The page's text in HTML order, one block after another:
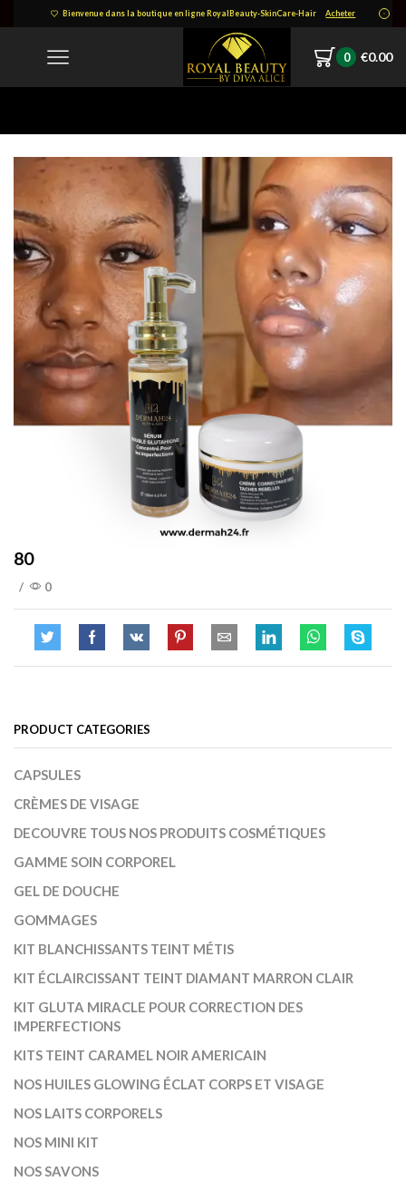
Bienvenue dans la boutique en ligne RoyalBeauty-SkinCare-Hair Acheter
0 €0.00
80
/ 0
PRODUCT CATEGORIES
CAPSULES
CRÈMES DE VISAGE
DECOUVRE TOUS NOS PRODUITS COSMÉTIQUES
GAMME SOIN CORPOREL
GEL DE DOUCHE
GOMMAGES
KIT BLANCHISSANTS TEINT MÉTIS
KIT ÉCLAIRCISSANT TEINT DIAMANT MARRON CLAIR
KIT GLUTA MIRACLE POUR CORRECTION DES
IMPERFECTIONS
KITS TEINT CARAMEL NOIR AMERICAIN
NOS HUILES GLOWING ÉCLAT CORPS ET VISAGE
NOS LAITS CORPORELS
NOS MINI KIT
NOS SAVONS